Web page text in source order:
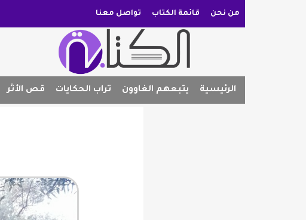
من نحن قائمة الكتاب تواصل معنا
الرئيسية يتبعهم الغاوون تراب الحكايات قص الأثر